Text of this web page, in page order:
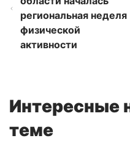
региональная неделя
физической
активности
Интересные
теме